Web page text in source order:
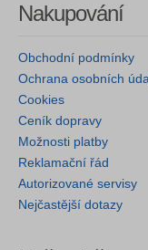
Nakupování
Obchodní podmínky
Ochrana osobních
Cookies
Ceník dopravy
Možnosti platby
Reklamační řád
Autorizované servisy
Nejčastější dotazy